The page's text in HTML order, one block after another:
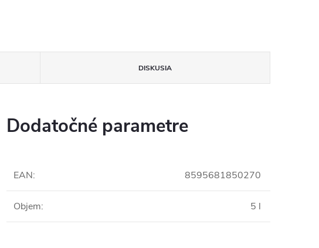
DISKUSIA
Dodatočné parametre
EAN: 8595681850270
Objem: 5 l